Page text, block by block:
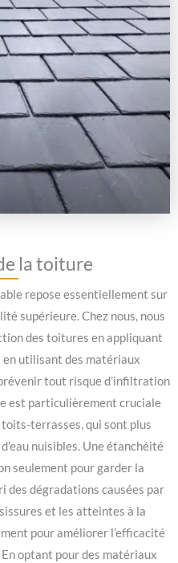
la toiture
repose essentiellement sur
supérieure. Chez nous, nous
des toitures en appliquant
en utilisant des matériaux
tout risque d’infiltration
est particulièrement cruciale
terrasses, qui sont plus
nuisibles. Une étanchéité
seulement pour garder la
des dégradations causées par
et les atteintes à la
pour améliorer l’efficacité
optant pour des matériaux